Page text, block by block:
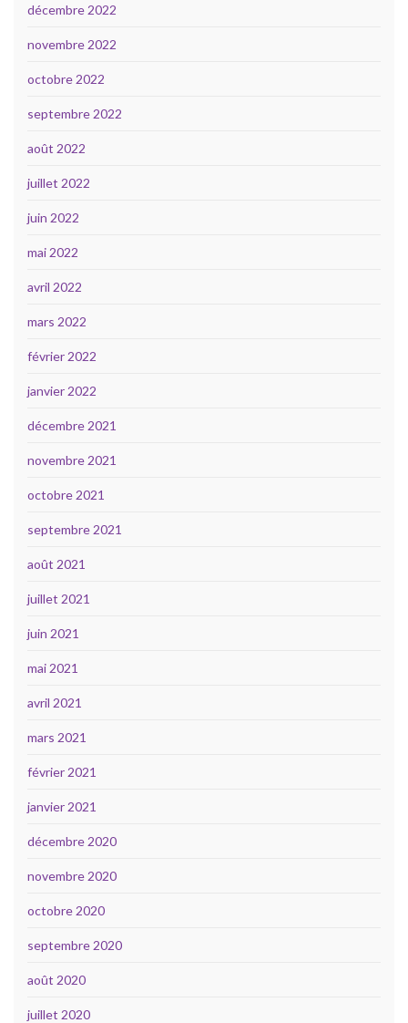
décembre 2022
novembre 2022
octobre 2022
septembre 2022
août 2022
juillet 2022
juin 2022
mai 2022
avril 2022
mars 2022
février 2022
janvier 2022
décembre 2021
novembre 2021
octobre 2021
septembre 2021
août 2021
juillet 2021
juin 2021
mai 2021
avril 2021
mars 2021
février 2021
janvier 2021
décembre 2020
novembre 2020
octobre 2020
septembre 2020
août 2020
juillet 2020